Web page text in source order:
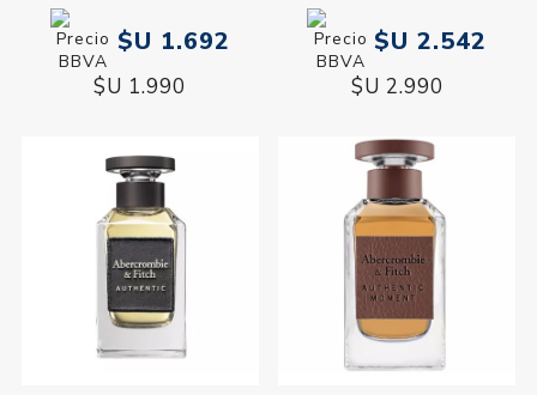
$U 1.692
$U 1.990
$U 2.542
$U 2.990